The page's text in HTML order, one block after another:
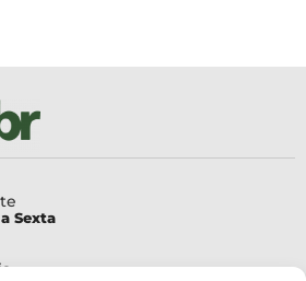
Sexta